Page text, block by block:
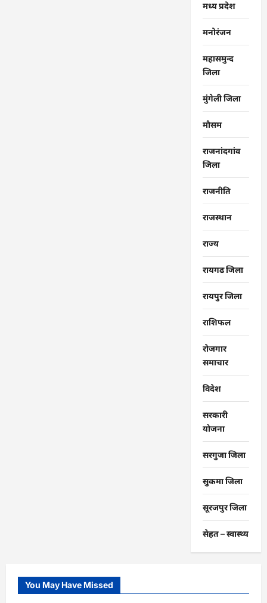
मध्य प्रदेश
मनोरंजन
महासमुन्द
जिला
मुंगेली जिला
मौसम
राजनांदगांव
जिला
राजनीति
राजस्थान
राज्‍य
रायगढ जिला
रायपुर जिला
राशिफल
रोजगार
समाचार
विदेश
सरकारी
योजना
सरगुजा जिला
सुकमा जिला
सूरजपुर जिला
सेहत – स्‍वास्‍थ्‍य
You May Have Missed